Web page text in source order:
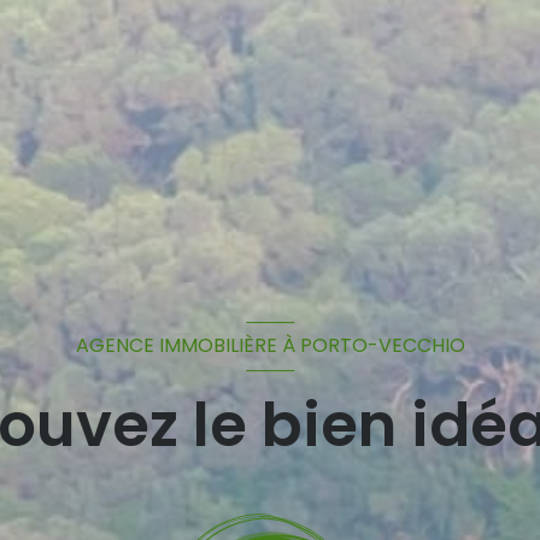
AGENCE IMMOBILIÈRE À PORTO-VECCHIO
le bien